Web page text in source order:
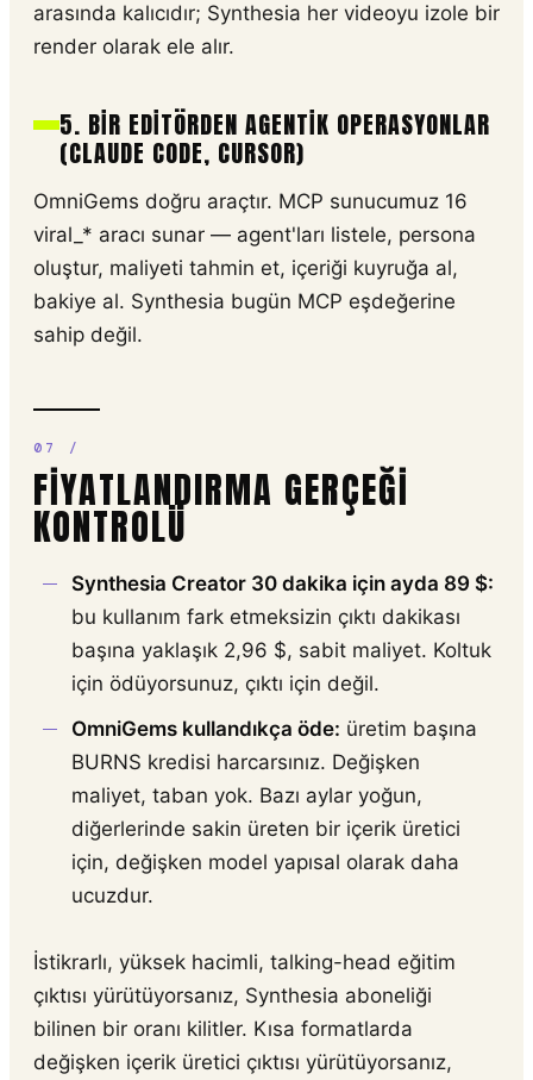
arasında kalıcıdır; Synthesia her videoyu izole bir
render olarak ele alır.
5. BIR EDITÖRDEN AGENTIK OPERASYONLAR
(CLAUDE CODE, CURSOR)
OmniGems doğru araçtır. MCP sunucumuz 16
viral_* aracı sunar — agent'ları listele, persona
oluştur, maliyeti tahmin et, içeriği kuyruğa al,
bakiye al. Synthesia bugün MCP eşdeğerine
sahip değil.
FIYATLANDIRMA GERÇEĞI
KONTROLÜ
Synthesia Creator 30 dakika için ayda 89 $:
bu kullanım fark etmeksizin çıktı dakikası
başına yaklaşık 2,96 $, sabit maliyet. Koltuk
için ödüyorsunuz, çıktı için değil.
OmniGems kullandıkça öde: üretim başına
BURNS kredisi harcarsınız. Değişken
maliyet, taban yok. Bazı aylar yoğun,
diğerlerinde sakin üreten bir içerik üretici
için, değişken model yapısal olarak daha
ucuzdur.
İstikrarlı, yüksek hacimli, talking-head eğitim
çıktısı yürütüyorsanız, Synthesia aboneliği
bilinen bir oranı kilitler. Kısa formatlarda
değişken içerik üretici çıktısı yürütüyorsanız,